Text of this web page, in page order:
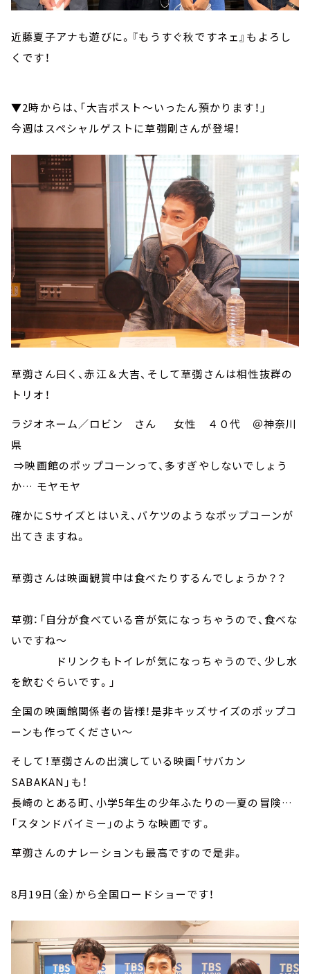
近藤夏子アナも遊びに。『もうすぐ秋ですネェ』もよろし
くです！
▼2時からは、「大吉ポスト～いったん預かります！」
今週はスペシャルゲストに草彅剛さんが登場！
草彅さん曰く、赤江＆大吉、そして草彅さんは相性抜群の
トリオ！
ラジオネーム／ロビン さん 女性 ４０代 ＠神奈川
県
⇒映画館のポップコーンって、多すぎやしないでしょう
か… モヤモヤ
確かにSサイズとはいえ、バケツのようなポップコーンが
出てきますね。
草彅さんは映画観賞中は食べたりするんでしょうか？？
草彅：「自分が食べている音が気になっちゃうので、食べな
いですね～
ドリンクもトイレが気になっちゃうので、少し水
を飲むぐらいです。」
全国の映画館関係者の皆様！是非キッズサイズのポップコ
ーンも作ってください～
そして！草彅さんの出演している映画「サバカン
SABAKAN」も！
長崎のとある町、小学5年生の少年ふたりの一夏の冒険…
「スタンドバイミー」のような映画です。
草彅さんのナレーションも最高ですので是非。
8月19日（金）から全国ロードショーです！